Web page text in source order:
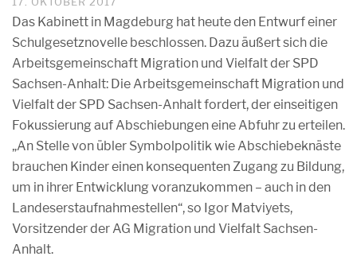
Das Kabinett in Magdeburg hat heute den Entwurf einer
Schulgesetznovelle beschlossen. Dazu äußert sich die
Arbeitsgemeinschaft Migration und Vielfalt der SPD
Sachsen-Anhalt: Die Arbeitsgemeinschaft Migration und
Vielfalt der SPD Sachsen-Anhalt fordert, der einseitigen
Fokussierung auf Abschiebungen eine Abfuhr zu erteilen.
„An Stelle von übler Symbolpolitik wie Abschiebeknäste
brauchen Kinder einen konsequenten Zugang zu Bildung,
um in ihrer Entwicklung voranzukommen – auch in den
Landeserstaufnahmestellen“, so Igor Matviyets,
Vorsitzender der AG Migration und Vielfalt Sachsen-
Anhalt.